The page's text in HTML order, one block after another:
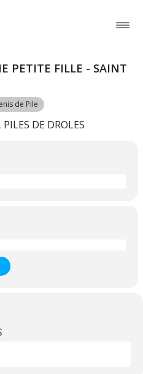
PETITE FILLE - SAINT
de Pile
PILES DE DROLES